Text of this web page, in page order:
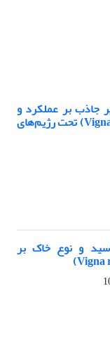
جاذب بر عملکرد و
اجزای عملکرد گیاه ماش (Vigna radiata Wilczek) تحت رژیم‌های
و نوع خاک بر